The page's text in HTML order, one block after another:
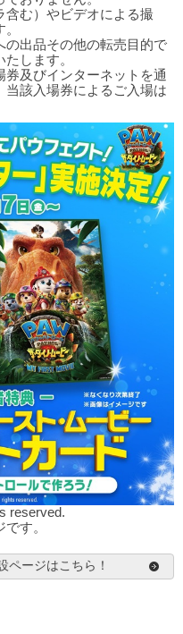
む）やビデオによる撮
出品その他の転売目的で
します。
及びインターネットを通
当該入場券によるご入場は
reserved.
す。
ページはこちら！